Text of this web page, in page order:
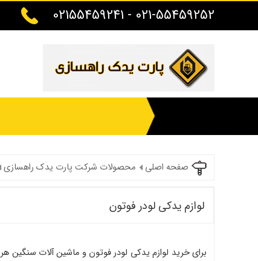
021-55459252 - 02155459241
صفحه اصلی محصولات شرکت پارت یدک راهسازی
لوازم یدکی لودر فوتون
برای خرید لوازم یدکی لودر فوتون و ماشین آلات سنگین